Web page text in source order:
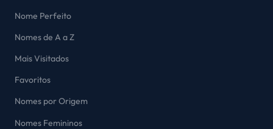
Nome Perfeito
Nomes de A a Z
Mais Visitados
Favoritos
Nomes por Origem
Nomes Femininos